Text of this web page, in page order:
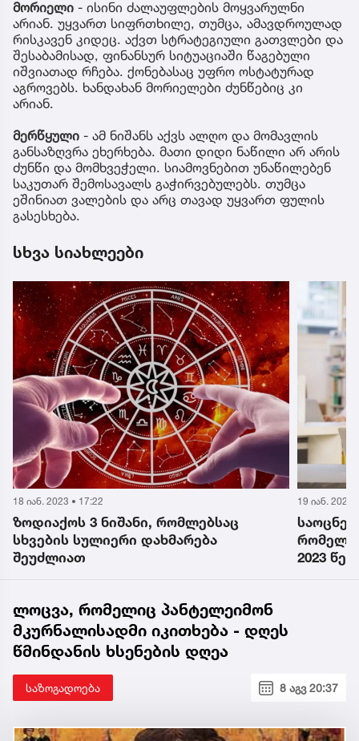
მორიელი - ისინი ძალაუფლების მოყვარულნი
არიან. უყვართ სიფრთხილე, თუმცა, ამავდროულად
რისკავენ კიდეც. აქვთ სტრატეგიული გათვლები და
შესაბამისად, ფინანსურ სიტუაციაში წაგებული
იშვიათად რჩება. ქონებასაც უფრო ოსტატურად
აგროვებს. ხანდახან მორიელები ძუნწებიც კი
არიან.
მერწყული - ამ ნიშანს აქვს ალღო და მომავლის
განსაზღვრა ეხერხება. მათი დიდი ნაწილი არ არის
ძუნწი და მომხვეჭელი. სიამოვნებით უნაწილებენ
საკუთარ შემოსავალს გაჭირვებულებს. თუმცა
ეშინიათ ვალების და არც თავად უყვართ ფულის
გასესხება.
სხვა სიახლეები
18 იან. 2023 • 17:22
ზოდიაქოს 3 ნიშანი, რომლებსაც
სხვების სულიერი დახმარება
შეუძლიათ
19 იან. 2023
რომელი
2023
ლოცვა, რომელიც პანტელეიმონ
მკურნალისადმი იკითხება - დღეს
წმინდანის ხსენების დღეა
საზოგადოება 8 აგვ 20:37